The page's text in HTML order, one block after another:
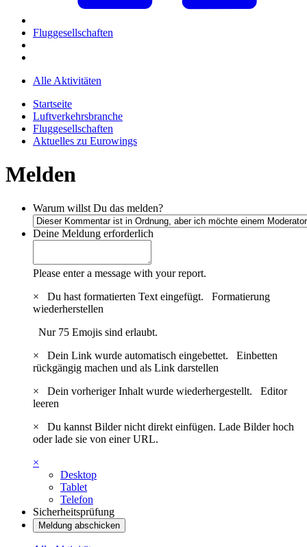
Fluggesellschaften
Alle Aktivitäten
Startseite
Luftverkehrsbranche
Fluggesellschaften
Aktuelles zu Eurowings
Melden
Warum willst Du das melden?
Deine Meldung erforderlich
Please enter a message with your report.
×
Du hast formatierten Text eingefügt. Formatierung
wiederherstellen
Nur 75 Emojis sind erlaubt.
×
Dein Link wurde automatisch eingebettet. Einbetten
rückgängig machen und als Link darstellen
×
Dein vorheriger Inhalt wurde wiederhergestellt. Editor
leeren
×
Du kannst Bilder nicht direkt einfügen. Lade Bilder hoch
oder lade sie von einer URL.
×
Desktop
Tablet
Telefon
Sicherheitsprüfung
Meldung abschicken